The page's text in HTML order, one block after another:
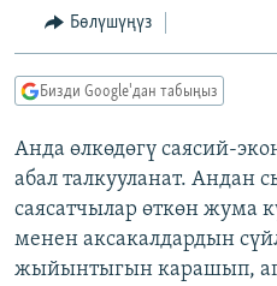
МАДАНИЯТ
ТВ ПРОГРАММАЛАР
ЭКСПЕРТТЕР ТАЛДАЙТ
БИЗ ЖАНА ДҮЙНӨ
ДАНИСТЕ
ЭЖЕ-СИҢДИЛЕР
ӨЗГӨЧӨ ПИКИР
Русский
ОНЛАЙН ШЕРИНЕ
Бөлүшүңүз
Бизди Google'дан табыңыз
Анда өлкөдөгү саясий-
абал талкууланат. Андан
саясатчылар өткөн жума
менен аксакалдардын
жыйынтыгын карашып,